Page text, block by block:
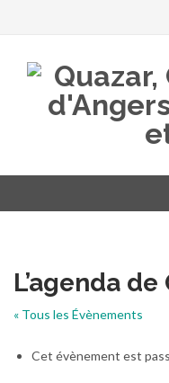
contenu
L’agenda de
« Tous les Évènements
Cet évènement est